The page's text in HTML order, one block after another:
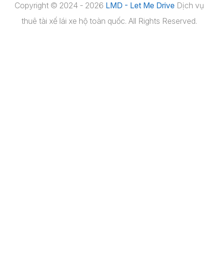
Copyright © 2024 - 2026 LMD - Let Me Drive Dịch vụ
thuê tài xế lái xe hộ toàn quốc. All Rights Reserved.